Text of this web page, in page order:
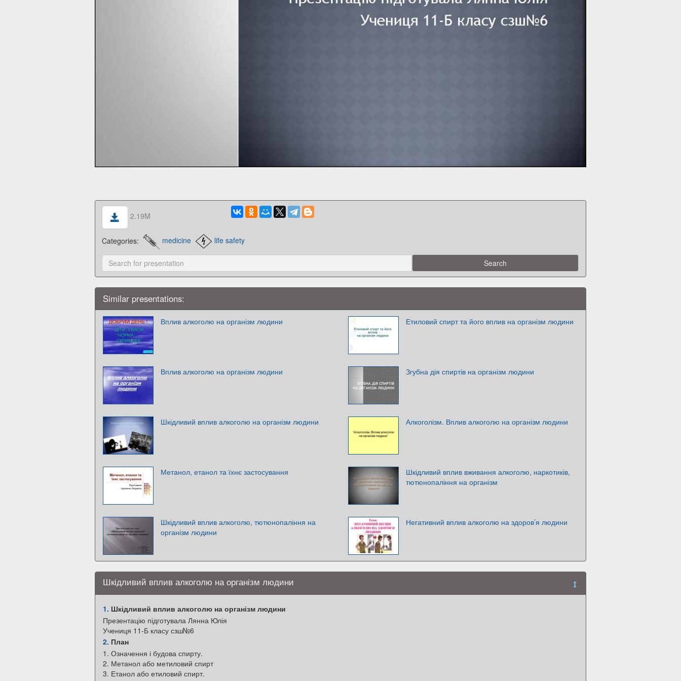
2.19M
Categories: medicine life safety
Similar presentations:
Вплив алкоголю на організм людини Етиловий спирт та його вплив на організм людини
Вплив алкоголю на організм людини Згубна дія спиртів на організм людини
Шкідливий вплив алкоголю на організм людини Алкоголізм. Вплив алкоголю на організм людини
Метанол, етанол та їхнє застосування
Шкідливий вплив вживання алкоголю, наркотиків,
тютюнопаління на організм
Шкідливий вплив алкоголю, тютюнопаління на
організм людини
Негативний вплив алкоголю на здоров’я людини
Шкідливий вплив алкоголю на організм людини
1. Шкідливий вплив алкоголю на організм людини
Презентацію підготувала Лянна Юлія
Учениця 11-Б класу сзш№6
2. План
1. Означення і будова спирту.
2. Метанол або метиловий спирт
3. Етанол або етиловий спирт.